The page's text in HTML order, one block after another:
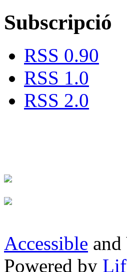
Subscripció
RSS 0.90
RSS 1.0
RSS 2.0
Accessible
Powered by